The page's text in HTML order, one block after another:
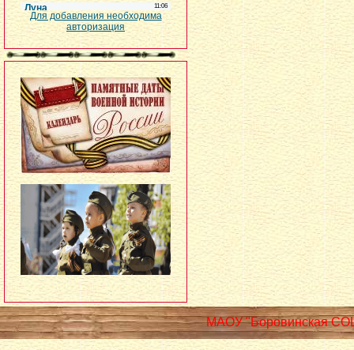
Для добавления необходима
авторизация
МАОУ "Боровинская